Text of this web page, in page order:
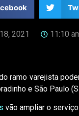
2021 11:10
ramo varejista
e São Paulo
vão ampliar o